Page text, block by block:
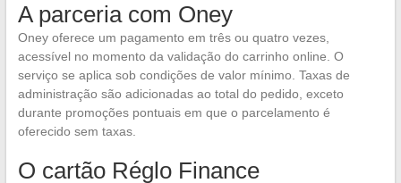
A parceria com Oney
Oney oferece um pagamento em três ou quatro vezes,
acessível no momento da validação do carrinho online. O
serviço se aplica sob condições de valor mínimo. Taxas de
administração são adicionadas ao total do pedido, exceto
durante promoções pontuais em que o parcelamento é
oferecido sem taxas.
O cartão Réglo Finance